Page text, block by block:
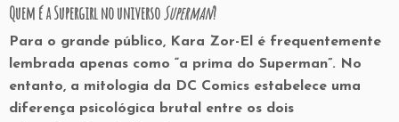
Quem é a Supergirl no universo Superman?
Para o grande público, Kara Zor-El é frequentemente
lembrada apenas como “a prima do Superman”. No
entanto, a mitologia da DC Comics estabelece uma
diferença psicológica brutal entre os dois